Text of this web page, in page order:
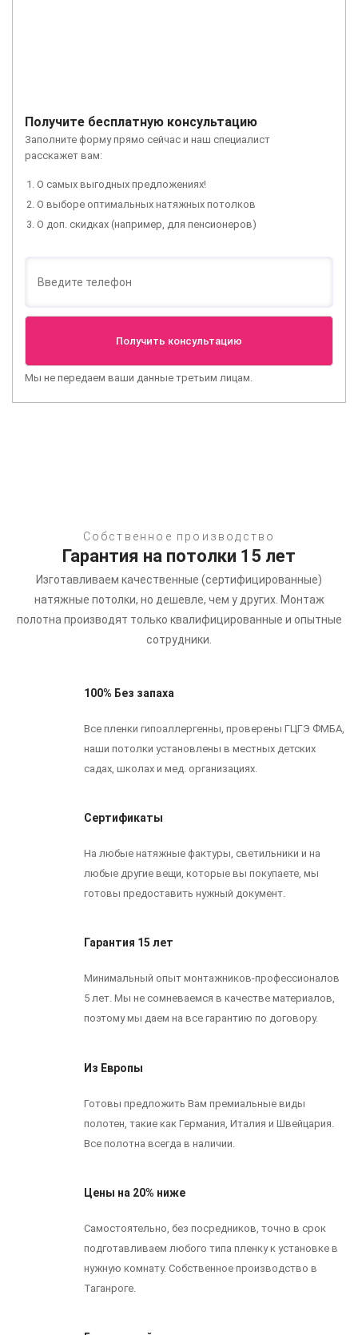
Получите бесплатную консультацию
Заполните форму прямо сейчас и наш специалист
расскажет вам:
О самых выгодных предложениях!
О выборе оптимальных натяжных потолков
О доп. скидках (например, для пенсионеров)
Мы не передаем ваши данные третьим лицам.
Собственное производство
Гарантия на потолки 15 лет
Изготавливаем качественные (сертифицированные)
натяжные потолки, но дешевле, чем у других. Монтаж
полотна производят только квалифицированные и опытные
сотрудники.
100% Без запаха
Все пленки гипоаллергенны, проверены ГЦГЭ ФМБА,
наши потолки установлены в местных детских
садах, школах и мед. организациях.
Сертификаты
На любые натяжные фактуры, светильники и на
любые другие вещи, которые вы покупаете, мы
готовы предоставить нужный документ.
Гарантия 15 лет
Минимальный опыт монтажников-профессионалов
5 лет. Мы не сомневаемся в качестве материалов,
поэтому мы даем на все гарантию по договору.
Из Европы
Готовы предложить Вам премиальные виды
полотен, такие как Германия, Италия и Швейцария.
Все полотна всегда в наличии.
Цены на 20% ниже
Самостоятельно, без посредников, точно в срок
подготавливаем любого типа пленку к установке в
нужную комнату. Собственное производство в
Таганроге.